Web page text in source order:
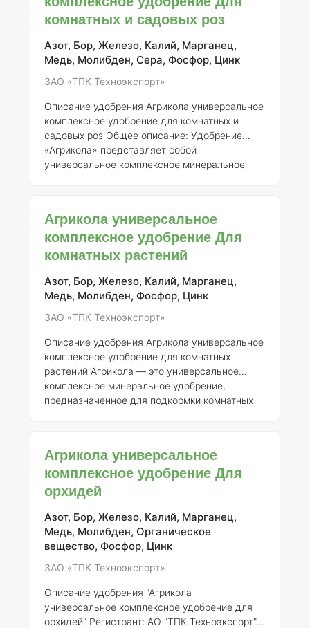
садовых. Данное удобрение содержит
сбалансированный набор макро- и
микроэлементов, которые способствуют
усилению фотосинтетических процес
комнатных и садовых роз
Азот, Бор, Железо, Калий, Марганец,
Медь, Молибден, Сера, Фосфор, Цинк
ЗАО «ТПК Техноэкспорт»
Описание удобрения Агрикола универсальное
комплексное удобрение для комнатных и
садовых роз Общее описание:
«Агрикола» представляет собой
универсальное комплексное минеральное
элементами питания, что способствует их
здоровому росту, цветению и развитию.
Продукт зарегистрирован АО «ТПК
Техноэкспорт» под номером 046-10-3205-1,
заменяющим ранее выданное свидетельство
о государственной регистрации от 21.07.2015
Агрикола универсальное
комплексное удобрение Для
комнатных растений
Азот, Бор, Железо, Калий, Марганец,
Медь, Молибден, Фосфор, Цинк
ЗАО «ТПК Техноэкспорт»
Описание удобрения Агрикола универсальное
комплексное удобрение для комнатных
растенийАгрикола — это универсальное
комплексное минеральное удобрение,
предназначенное для подкормки комнатных
полезным для любителей комнатного
цветоводства.Регистрант:АО “ТПК
Техноэкспорт”
3205-1, заменяющий ранее выданное
свидетельство о государственной
регистрации от 21.07.2015 № 718.Состав
элемен
Агрикола универсальное
комплексное удобрение Для
орхидей
Азот, Бор, Железо, Калий, Марганец,
Медь, Молибден, Органическое
вещество, Фосфор, Цинк
ЗАО «ТПК Техноэкспорт»
Описание удобрения "Агрикола
универсальное комплексное удобрение для
орхидей" Регистрант: АО "ТПК Техноэкспорт"